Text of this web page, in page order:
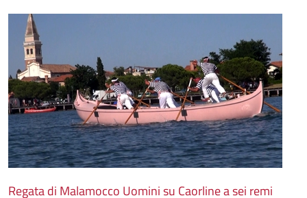
Whatsapp
Regata di Malamocco Uomini su Caorline a sei remi